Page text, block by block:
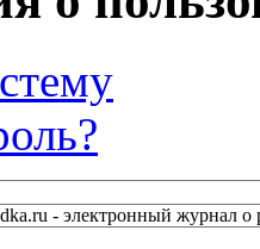
- электронный журнал